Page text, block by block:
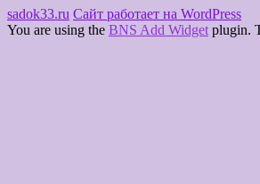
sadok33.ru Сайт работает на WordPress
You are using the BNS Add Widget plugin.